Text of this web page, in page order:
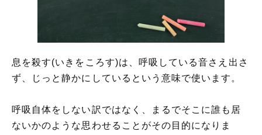
「息を殺す」の類語や類義語・言い換え
息を殺す(いきをころす)は、呼吸している音さえ出さ
ず、じっと静かにしているという意味で使います。
呼吸自体をしない訳ではなく、まるでそこに誰も居
ないかのような思わせることがその目的になりま